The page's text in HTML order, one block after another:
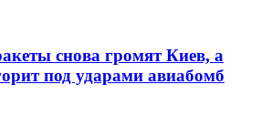
снова громят Киев, а
под ударами авиабомб